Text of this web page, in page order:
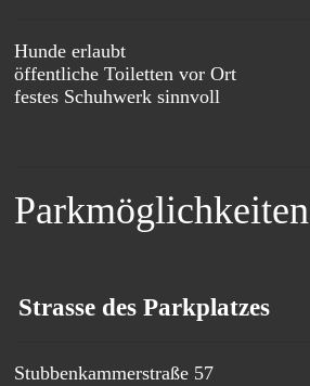
Hunde erlaubt
öffentliche Toiletten vor Ort
festes Schuhwerk sinnvoll
Parkmöglichkeiten
Strasse des Parkplatzes
Stubbenkammerstraße 57